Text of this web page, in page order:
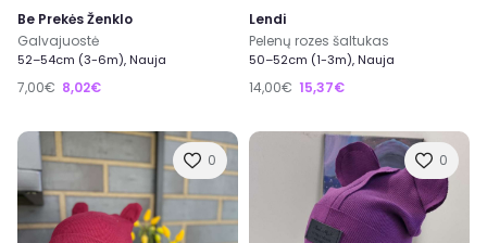
Be Prekės Ženklo
Galvajuostė
52–54cm (3-6m), Nauja
7,00€ 8,02€
Lendi
Pelenų rozes šaltukas
50–52cm (1-3m), Nauja
14,00€ 15,37€
0 0